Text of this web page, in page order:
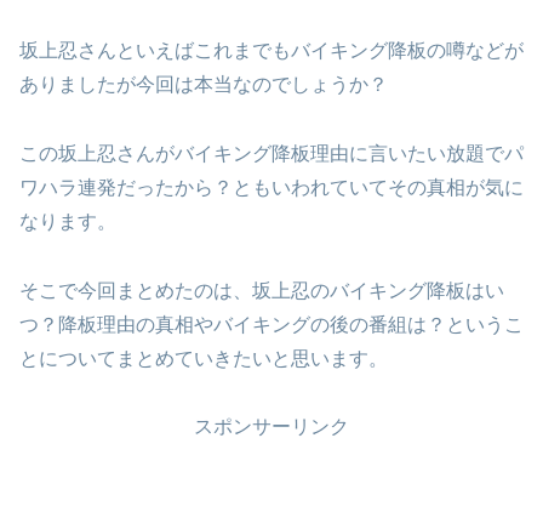
坂上忍さんといえばこれまでもバイキング降板の噂などが
ありましたが今回は本当なのでしょうか？
この坂上忍さんがバイキング降板理由に言いたい放題でパ
ワハラ連発だったから？ともいわれていてその真相が気に
なります。
そこで今回まとめたのは、坂上忍のバイキング降板はい
つ？降板理由の真相やバイキングの後の番組は？というこ
とについてまとめていきたいと思います。
スポンサーリンク